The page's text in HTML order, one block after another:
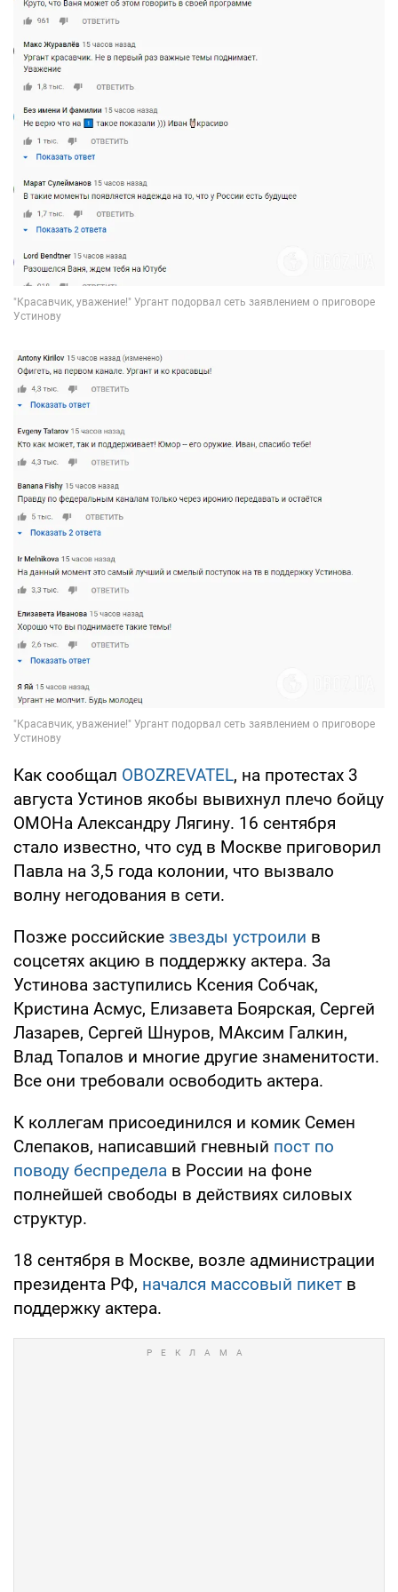
Как сообщал OBOZREVATEL, на протестах 3
августа Устинов якобы вывихнул плечо бойцу
ОМОНа Александру Лягину. 16 сентября
стало известно, что суд в Москве приговорил
Павла на 3,5 года колонии, что вызвало
волну негодования в сети.
Позже российские звезды устроили в
соцсетях акцию в поддержку актера. За
Устинова заступились Ксения Собчак,
Кристина Асмус, Елизавета Боярская, Сергей
Лазарев, Сергей Шнуров, МАксим Галкин,
Влад Топалов и многие другие знаменитости.
Все они требовали освободить актера.
К коллегам присоединился и комик Семен
Слепаков, написавший гневный пост по
поводу беспредела в России на фоне
полнейшей свободы в действиях силовых
структур.
18 сентября в Москве, возле администрации
президента РФ, начался массовый пикет в
поддержку актера.